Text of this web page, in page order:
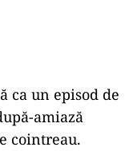
ca un episod de
amiază
cointreau.